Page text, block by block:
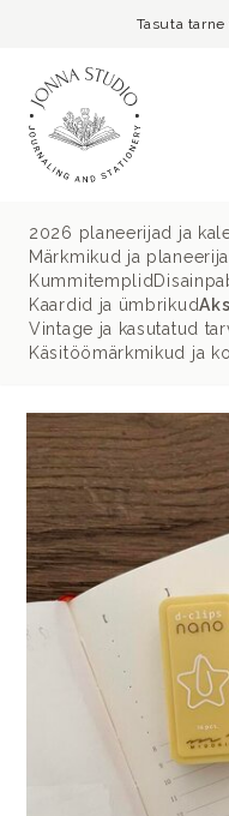
Tasuta
2026 planeerijad ja
Märkmikud ja
Kummitemplid
Kaardid ja ümbrikud
Vintage ja kasutatud
Käsitöömärkmikud ja